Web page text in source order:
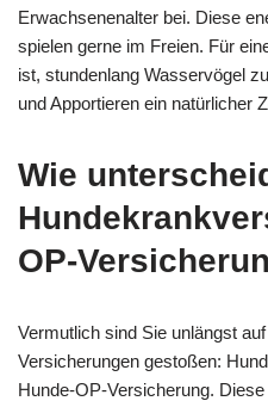
Erwachsenenalter bei. Diese
spielen gerne im Freien. Für
ist, stundenlang Wasservögel
und Apportieren ein natürlicher
Wie
OP-
Vermutlich sind Sie unlängst
Versicherungen gestoßen:
Hunde-OP-Versicherung.